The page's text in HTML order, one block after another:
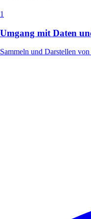
1
Umgang mit Daten
Sammeln und Darstellen